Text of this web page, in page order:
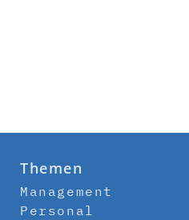
Themen
Management
Personal